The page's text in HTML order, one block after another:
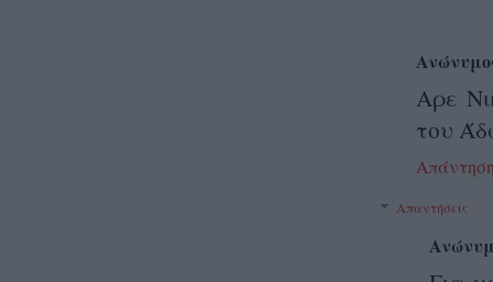
Αρε
του
Απαντήσεις